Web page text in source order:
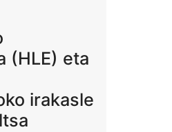
(HLE) eta
irakasle